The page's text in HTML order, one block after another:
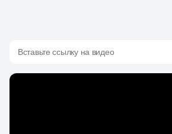
Вставьте ссылку на видео